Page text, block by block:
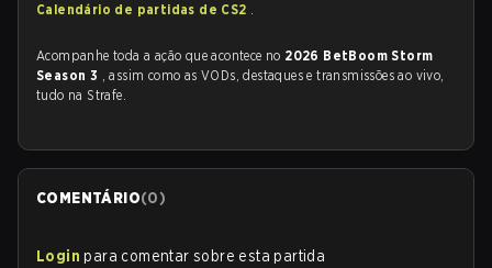
Calendário de partidas de CS2 .
Acompanhe toda a ação que acontece no 2026 BetBoom Storm
Season 3 , assim como as VODs, destaques e transmissões ao vivo,
tudo na Strafe.
COMENTÁRIO(0)
Login para comentar sobre esta partida